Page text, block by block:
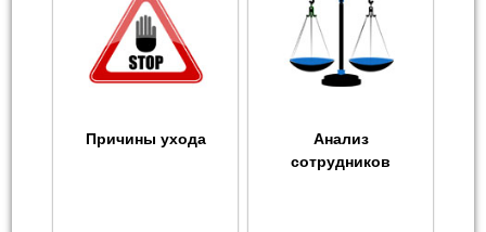
Причины ухода
Анализ
сотрудников